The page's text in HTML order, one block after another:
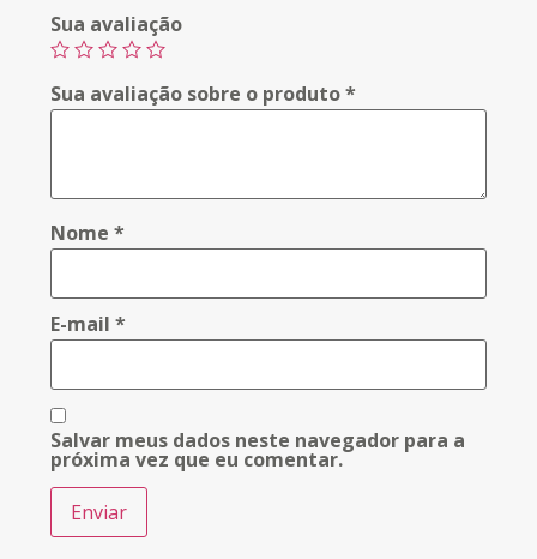
Sua avaliação
Sua avaliação sobre o produto*
Nome*
E-mail*
Salvar meus dados neste navegador para a
próxima vez que eu comentar.